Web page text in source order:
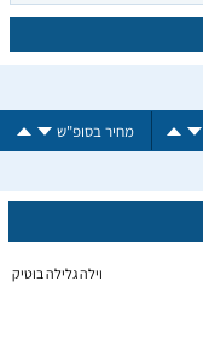
מחיר בסופ"ש
וילה גלילה בוטיק